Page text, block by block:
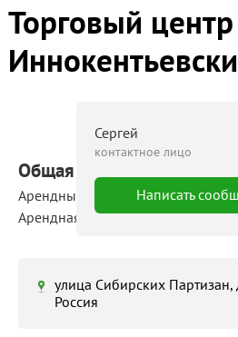
Торговый
Сергей
контактное лицо
Написать
Общая площадь: 300 м²
Арендные площади: 10 ‒ 300 м²
Арендная ставка: 500 руб./м²/мес
улица Сибирских Партизан,
Россия